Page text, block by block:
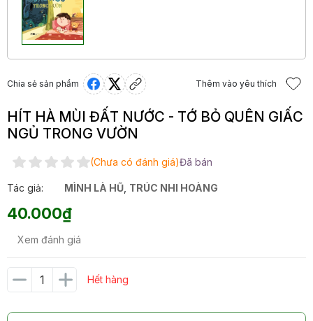
Chia sẻ sản phẩm Thêm vào yêu thích
HÍT HÀ MÙI ĐẤT NƯỚC - TỚ BỎ QUÊN GIẤC
NGỦ TRONG VƯỜN
(Chưa có đánh giá)Đã bán
Tác giả: MÌNH LÀ HŨ TRÚC NHI HOÀNG
40.000₫
Xem đánh giá
Hết hàng